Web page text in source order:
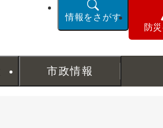
情報をさがす
防
市政情報